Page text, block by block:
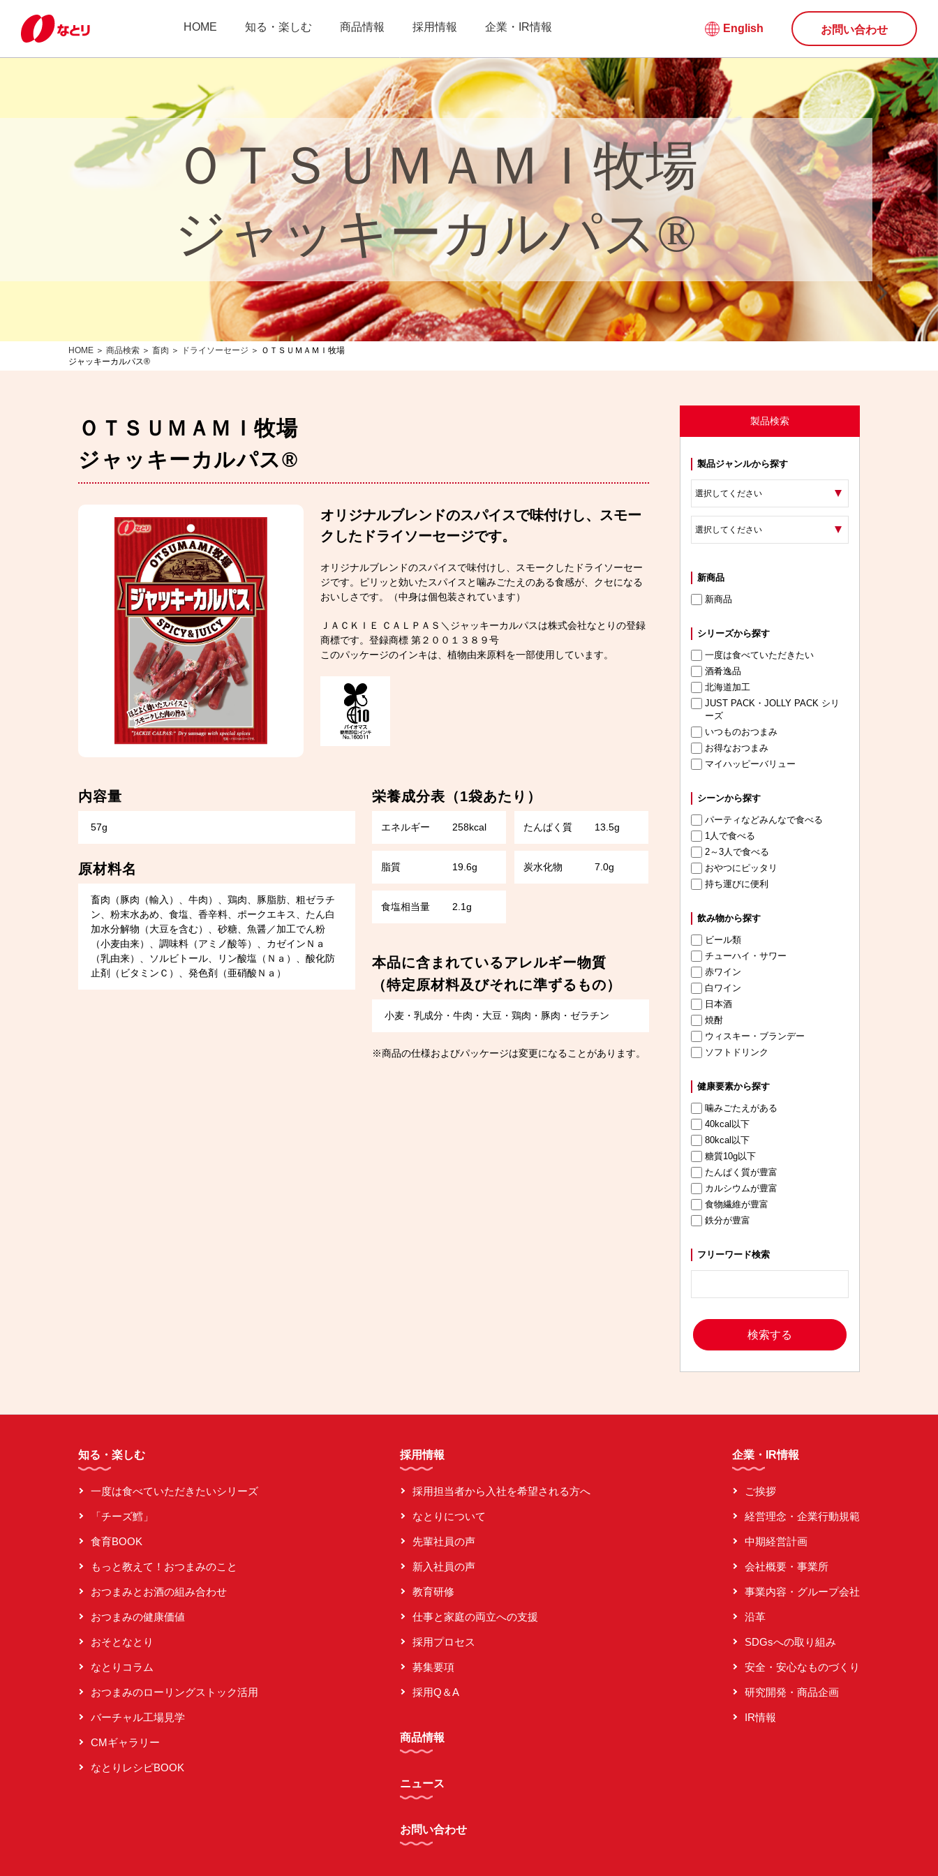
HOME 知る・楽しむ 商品情報 採用情報 企業・IR情報 English お問い合わせ
ＯＴＳＵＭＡＭＩ牧場
ジャッキーカルパス®
HOME ＞商品検索 ＞畜肉 ＞ ドライソーセージ ＞ ＯＴＳＵＭＡＭＩ牧場
ジャッキーカルパス®
ＯＴＳＵＭＡＭＩ牧場
ジャッキーカルパス®
オリジナルブレンドのスパイスで味付けし、スモー
クしたドライソーセージです。
オリジナルブレンドのスパイスで味付けし、スモークしたドライソーセー
ジです。ピリッと効いたスパイスと噛みごたえのある食感が、クセになる
おいしさです。（中身は個包装されています）
ＪＡＣＫＩＥ ＣＡＬＰＡＳ＼ジャッキーカルパスは株式会社なとりの登録
商標です。登録商標 第２００１３８９号
このパッケージのインキは、植物由来原料を一部使用しています。
内容量
57g
原材料名
畜肉（豚肉（輸入）、牛肉）、鶏肉、豚脂肪、粗ゼラチ
ン、粉末水あめ、食塩、香辛料、ポークエキス、たん白
加水分解物（大豆を含む）、砂糖、魚醤／加工でん粉
（小麦由来）、調味料（アミノ酸等）、カゼインＮａ
（乳由来）、ソルビトール、リン酸塩（Ｎａ）、酸化防
止剤（ビタミンＣ）、発色剤（亜硝酸Ｎａ）
栄養成分表（1袋あたり）
エネルギー 258kcal たんぱく質 13.5g
脂質 19.6g 炭水化物 7.0g
食塩相当量 2.1g
本品に含まれているアレルギー物質
（特定原材料及びそれに準ずるもの）
小麦・乳成分・牛肉・大豆・鶏肉・豚肉・ゼラチン
※商品の仕様およびパッケージは変更になることがあります。
製品検索
製品ジャンルから探す
新商品
新商品
シリーズから探す
一度は食べていただきたい
酒肴逸品
北海道加工
JUST PACK・JOLLY PACK シリ
ーズ
いつものおつまみ
お得なおつまみ
マイハッピーバリュー
シーンから探す
パーティなどみんなで食べる
1人で食べる
2～3人で食べる
おやつにピッタリ
持ち運びに便利
飲み物から探す
ビール類
チューハイ・サワー
赤ワイン
白ワイン
日本酒
焼酎
ウィスキー・ブランデー
ソフトドリンク
健康要素から探す
噛みごたえがある
40kcal以下
80kcal以下
糖質10g以下
たんぱく質が豊富
カルシウムが豊富
食物繊維が豊富
鉄分が豊富
フリーワード検索
知る・楽しむ
一度は食べていただきたいシリーズ
「チーズ鱈」
食育BOOK
もっと教えて！おつまみのこと
おつまみとお酒の組み合わせ
おつまみの健康価値
おそとなとり
なとりコラム
おつまみのローリングストック活用
バーチャル工場見学
CMギャラリー
なとりレシピBOOK
採用情報
採用担当者から入社を希望される方へ
なとりについて
先輩社員の声
新入社員の声
教育研修
仕事と家庭の両立への支援
採用プロセス
募集要項
採用Q＆A
商品情報
ニュース
お問い合わせ
企業・IR情報
ご挨拶
経営理念・企業行動規範
中期経営計画
会社概要・事業所
事業内容・グループ会社
沿革
SDGsへの取り組み
安全・安心なものづくり
研究開発・商品企画
IR情報